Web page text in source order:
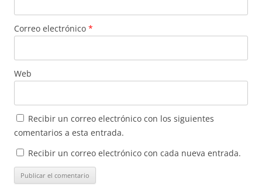
Correo electrónico *
Web
Recibir un correo electrónico con los siguientes
comentarios a esta entrada.
Recibir un correo electrónico con cada nueva entrada.